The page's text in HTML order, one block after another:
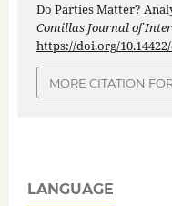
Do Parties Matter?
Comillas Journal of
https://doi.org/
MORE CITATION
LANGUAGE